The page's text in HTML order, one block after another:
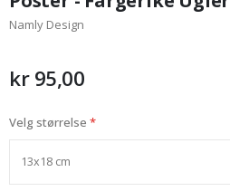
begynnelsen
av
Namly Design
kr 95,00
Velg størrelse